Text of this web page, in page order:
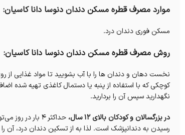
موارد مصرف قطره مسکن دندان دنوسا دانا کاسیان:
مسکن فوری دندان درد.
روش مصرف قطره مسکن دندان دنوسا دانا کاسیان:
نگهدارید سپس آن را بردارید.
در بزرگسالان و کودکان بالای ۱۲ سال،
حداکثر ۴ بار
رسیدن به دندانپزشک است. لذا به از تسکین دندان درد، آن